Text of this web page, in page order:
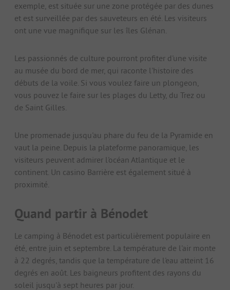
exemple, est située sur une zone protégée par des dunes
et est surveillée par des sauveteurs en été. Les visiteurs
ont une vue magnifique sur les îles Glénan.
Les passionnés de culture pourront profiter d'une visite
au musée du bord de mer, qui raconte l'histoire des
débuts de la voile. Si vous voulez faire un plongeon,
vous pouvez le faire sur les plages du Letty, du Trez ou
de Saint Gilles.
Une promenade jusqu'au phare du feu de la Pyramide en
vaut la peine. Depuis la plateforme panoramique, les
visiteurs peuvent admirer l'océan Atlantique et le
continent. Un casino Barrière est également situé à
proximité.
Quand partir à Bénodet
Le camping à Bénodet est particulièrement populaire en
été, entre juin et septembre. La température de l'air monte
à 22 degrés, tandis que la température de l'eau atteint 16
degrés en août. Les baigneurs profitent des rayons du
soleil jusqu'à sept heures par jour.